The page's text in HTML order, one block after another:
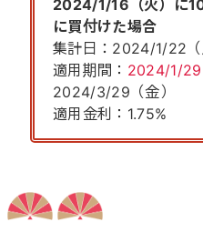
2024/1/16（火）に
に買付けた場合
集計日：2024/1/22（
適用期間： 2024/1/29
2024/3/29（金）
適用金利：1.75%